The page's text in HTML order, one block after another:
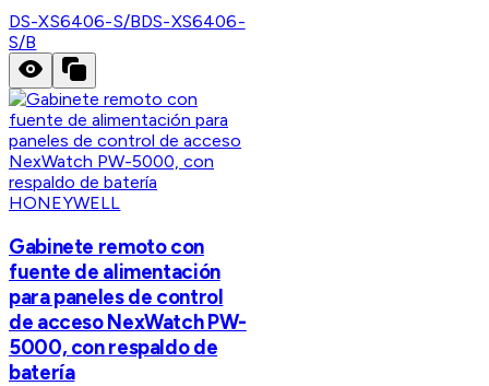
DS-XS6406-S/BDS-XS6406-
S/B
HONEYWELL
Gabinete remoto con
fuente de alimentación
para paneles de control
de acceso NexWatch PW-
5000, con respaldo de
batería